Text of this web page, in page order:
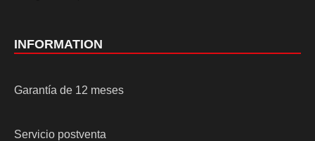
INFORMATION
Garantía de 12 meses
Servicio postventa